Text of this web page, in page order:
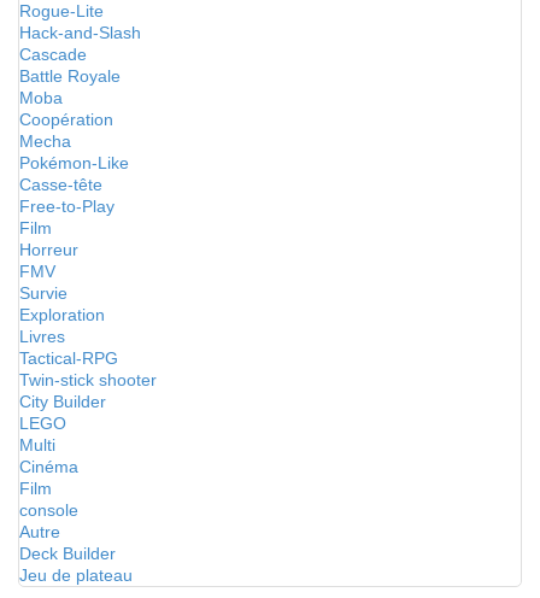
Rogue-Lite
Hack-and-Slash
Cascade
Battle Royale
Moba
Coopération
Mecha
Pokémon-Like
Casse-tête
Free-to-Play
Film
Horreur
FMV
Survie
Exploration
Livres
Tactical-RPG
Twin-stick shooter
City Builder
LEGO
Multi
Cinéma
Film
console
Autre
Deck Builder
Jeu de plateau